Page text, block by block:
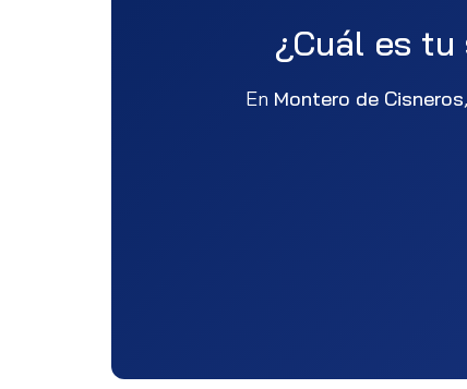
¿Cuál es
En Montero de Cisneros